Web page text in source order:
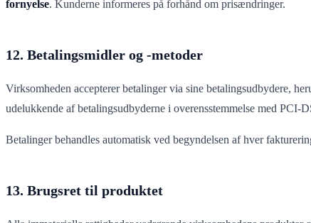
fornyelse. Kunderne informeres på forhånd om prisændringer.
12. Betalingsmidler og -metoder
Virksomheden accepterer betalinger via sine betalingsudbydere,
udelukkende af betalingsudbyderne i overensstemmelse med PCI-
Betalinger behandles automatisk ved begyndelsen af hver
13. Brugsret til produktet